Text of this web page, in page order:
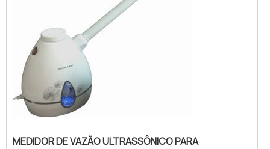
MEDIDOR DE VAZÃO ULTRASSÔNICO PARA